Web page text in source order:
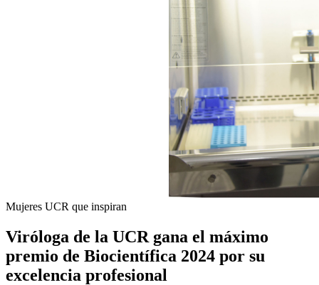
Mujeres UCR que inspiran
Viróloga de la UCR gana el máximo
premio de Biocientífica 2024 por su
excelencia profesional